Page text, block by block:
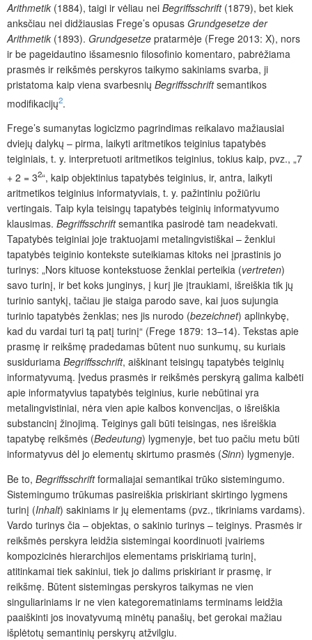
Arithmetik (1884), taigi ir vėliau nei Begriffsschrift (1879), bet kiek
anksčiau nei didžiausias Frege’s opusas Grundgesetze der
Arithmetik (1893). Grundgesetze pratarmėje (Frege 2013: X), nors
ir be pageidautino išsamesnio filosofinio komentaro, pabrėžiama
prasmės ir reikšmės perskyros taikymo sakiniams svarba, ji
pristatoma kaip viena svarbesnių Begriffsschriftsemantikos
modifikacijų2.
Frege’s sumanytas logicizmo pagrindimas reikalavo mažiausiai
dviejų dalykų – pirma, laikyti aritmetikos teiginius tapatybės
teiginiais, t. y. interpretuoti aritmetikos teiginius, tokius kaip, pvz., „7
+ 2 = 32“, kaip objektinius tapatybės teiginius, ir, antra, laikyti
aritmetikos teiginius informatyviais, t. y. pažintiniu požiūriu
vertingais. Taip kyla teisingų tapatybės teiginių informatyvumo
klausimas. Begriffsschriftsemantika pasirodė tam neadekvati.
Tapatybės teiginiai joje traktuojami metalingvistiškai – ženklui
tapatybės teiginio kontekste suteikiamas kitoks nei įprastinis jo
turinys: „Nors kituose kontekstuose ženklai perteikia (vertreten)
savo turinį, ir bet koks junginys, į kurį jie įtraukiami, išreiškia tik jų
turinio santykį, tačiau jie staiga parodo save, kai juos sujungia
turinio tapatybės ženklas; nes jis nurodo (bezeichnet) aplinkybę,
kad du vardai turi tą patį turinį“ (Frege 1879: 13–14). Tekstas apie
prasmę ir reikšmę pradedamas būtent nuo sunkumų, su kuriais
susiduriama Begriffsschrift, aiškinant teisingų tapatybės teiginių
informatyvumą. Įvedus prasmės ir reikšmės perskyrą galima kalbėti
apie informatyvius tapatybės teiginius, kurie nebūtinai yra
metalingvistiniai, nėra vien apie kalbos konvencijas, o išreiškia
substancinį žinojimą. Teiginys gali būti teisingas, nes išreiškia
tapatybę reikšmės (Bedeutung) lygmenyje, bet tuo pačiu metu būti
informatyvus dėl jo elementų skirtumo prasmės (Sinn) lygmenyje.
Be to, Begriffsschriftformaliajai semantikai trūko sistemingumo.
Sistemingumo trūkumas pasireiškia priskiriant skirtingo lygmens
turinį (Inhalt) sakiniams ir jų elementams (pvz., tikriniams vardams).
Vardo turinys čia – objektas, o sakinio turinys – teiginys. Prasmės ir
reikšmės perskyra leidžia sistemingai koordinuoti įvairiems
kompozicinės hierarchijos elementams priskiriamą turinį,
atitinkamai tiek sakiniui, tiek jo dalims priskiriant ir prasmę, ir
reikšmę. Būtent sistemingas perskyros taikymas ne vien
singuliariniams ir ne vien kategorematiniams terminams leidžia
paaiškinti jos inovatyvumą minėtų panašių, bet gerokai mažiau
išplėtotų semantinių perskyrų atžvilgiu.